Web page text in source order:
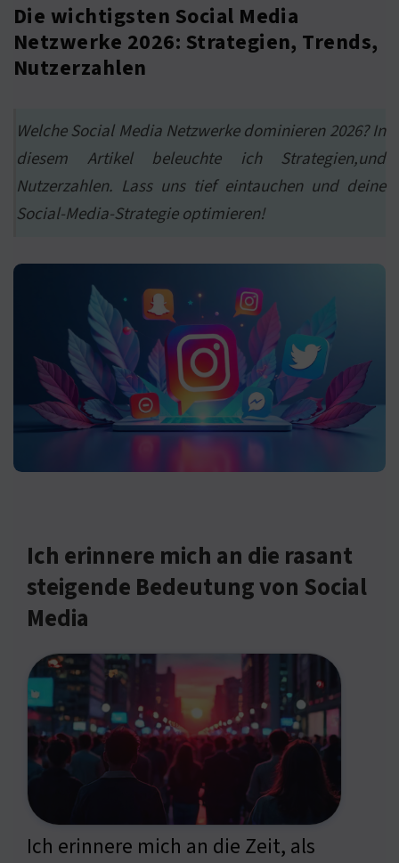
Die wichtigsten Social Media
Netzwerke 2026: Strategien, Trends,
Nutzerzahlen
Welche Social Media Netzwerke dominieren 2026? In
diesem Artikel beleuchte ich Strategien,und
Nutzerzahlen. Lass uns tief eintauchen und deine
Social-Media-Strategie optimieren!
Ich erinnere mich an die rasant
steigende Bedeutung von Social
Media
Ich erinnere mich an die Zeit, als